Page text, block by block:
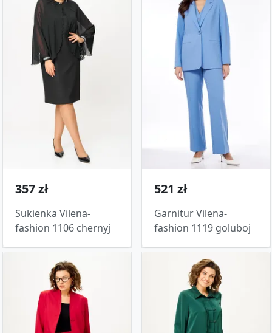
357 zł
Sukienka Vilena-
fashion 1106 chernyj
521 zł
Garnitur Vilena-
fashion 1119 goluboj